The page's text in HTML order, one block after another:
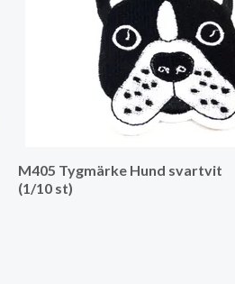
M405 Tygmärke Hund svartvit
(1/10 st)